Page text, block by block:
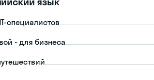
специалистов
- для бизнеса